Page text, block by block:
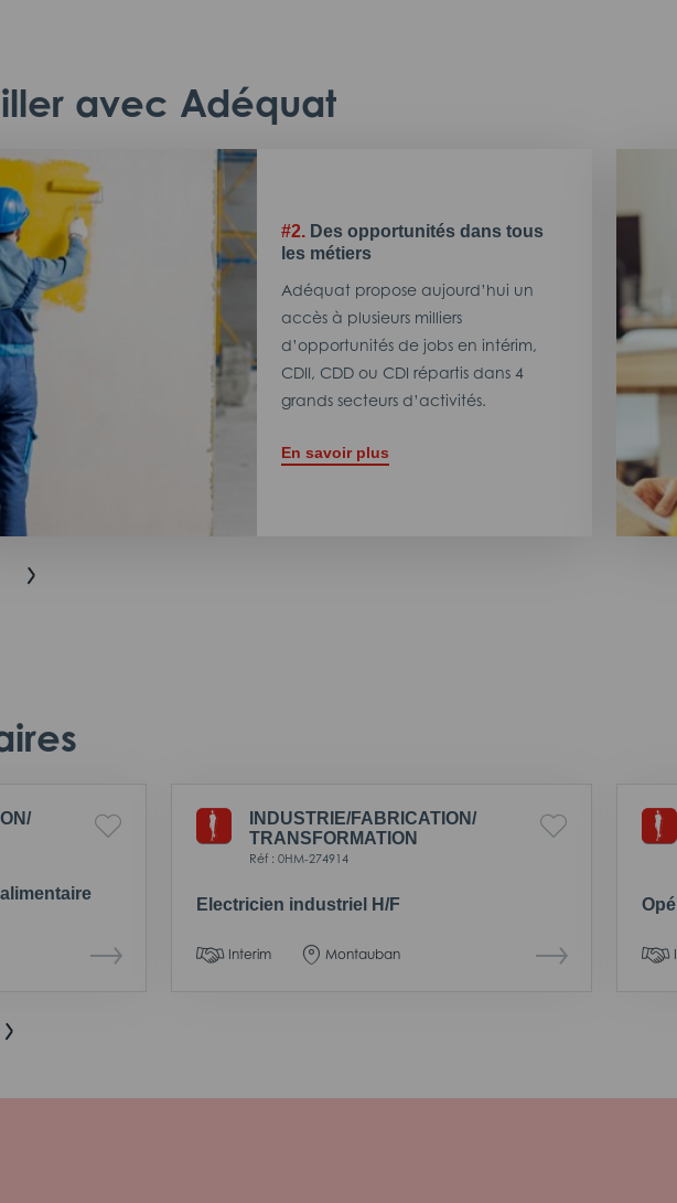
avec Adéquat
#2. Des opportunités dans tous
les métiers
Adéquat propose aujourd’hui un
accès à plusieurs milliers
d’opportunités de jobs en intérim,
CDII, CDD ou CDI répartis dans 4
grands secteurs d’activités.
En savoir plus
INDUSTRIE/FABRICATION/
TRANSFORMATION
Réf : 0HM-274914
Electricien industriel H/F
Interim Montauban